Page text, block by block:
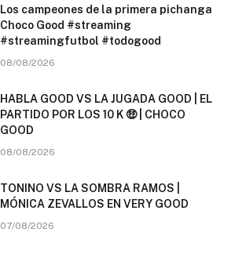
Los campeones de la primera pichanga
Choco Good #streaming
#streamingfutbol #todogood
08/08/2026
HABLA GOOD VS LA JUGADA GOOD | EL
PARTIDO POR LOS 10 K 🤑 | CHOCO
GOOD
08/08/2026
TONINO VS LA SOMBRA RAMOS |
MÓNICA ZEVALLOS EN VERY GOOD
07/08/2026